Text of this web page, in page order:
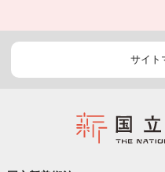
サイト